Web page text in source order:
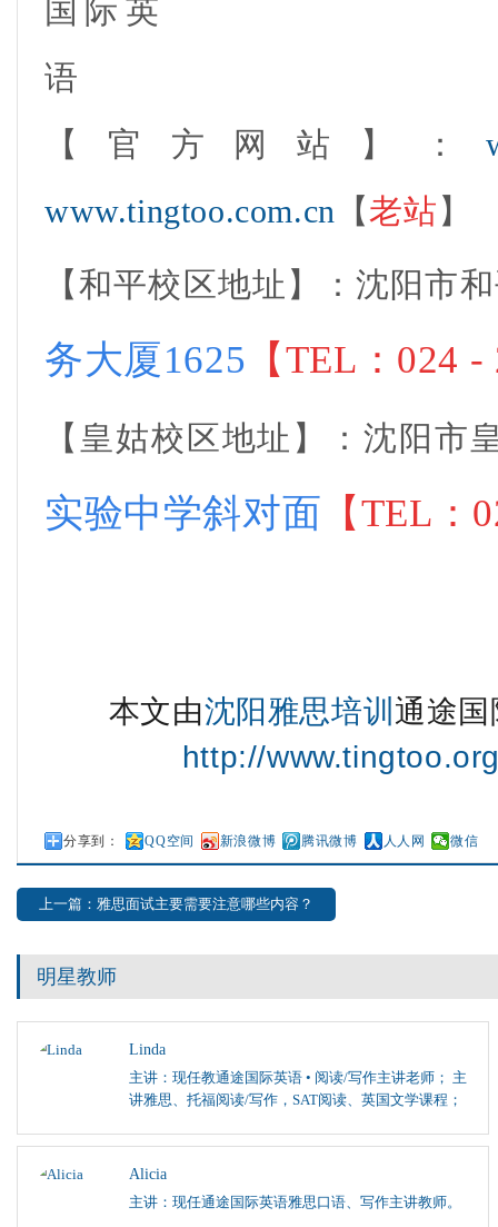
【官方网站】：
www.tingtoo.com.cn 【老站 】
【和平校区地址 】：沈阳市
务大厦1625 【TEL：024 -
【 皇姑校区地址 】：沈阳市
实验中学斜对面 【TEL：
本文由沈阳雅思培训 通途
http://
分享到： QQ空间 新浪微博 腾讯微博 人人网 微信
上一篇：雅思面试主要需要注意哪些内容？
明星教师
Linda
主讲：现任教通途国际英语 • 阅读/写作主讲老师； 主
讲雅思、托福阅读/写作，SAT阅读、英国文学课程；
Alicia
主讲：现任通途国际英语雅思口语、写作主讲教师。